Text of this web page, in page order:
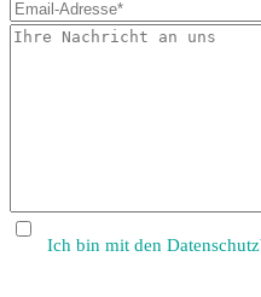
Bitte
Ich bin mit den